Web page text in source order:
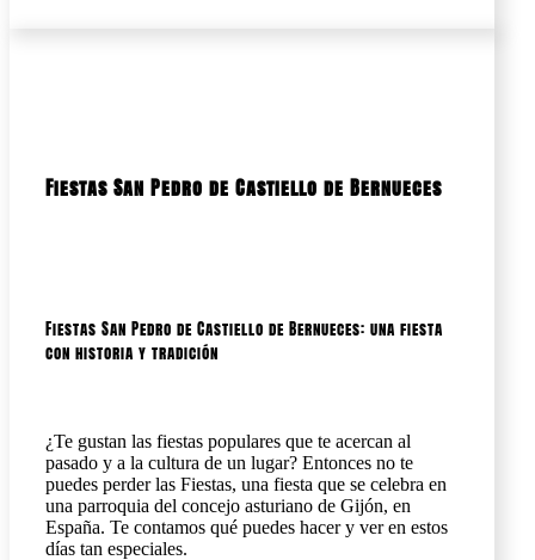
Fiestas San Pedro de Castiello de Bernueces
Fiestas San Pedro de Castiello de Bernueces: una fiesta
con historia y tradición
¿Te gustan las fiestas populares que te acercan al
pasado y a la cultura de un lugar? Entonces no te
puedes perder las Fiestas, una fiesta que se celebra en
una parroquia del concejo asturiano de Gijón, en
España. Te contamos qué puedes hacer y ver en estos
días tan especiales.